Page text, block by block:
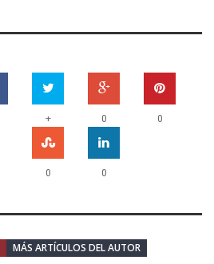
+ 0 0
0 0
MÁS ARTÍCULOS DEL AUTOR